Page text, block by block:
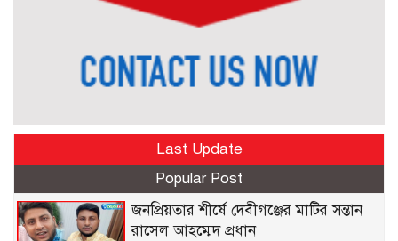
Last Update
Popular Post
জনপ্রিয়তার শীর্ষে দেবীগঞ্জের মাটির সন্তান
রাসেল আহম্মেদ প্রধান